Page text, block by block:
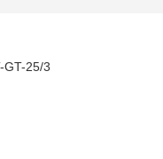
GT-25/3